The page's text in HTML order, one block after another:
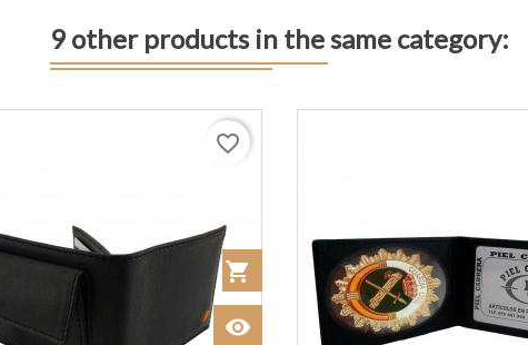
9 other products in the same category:
shopping_cart Añadir al Carrito
visibility
favorite_border